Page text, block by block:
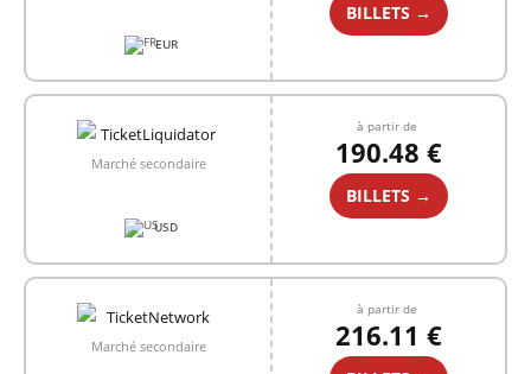
EUR
BILLETS →
Marché secondaire
USD
à partir de
190.48 €
BILLETS →
Marché secondaire
à partir de
216.11 €